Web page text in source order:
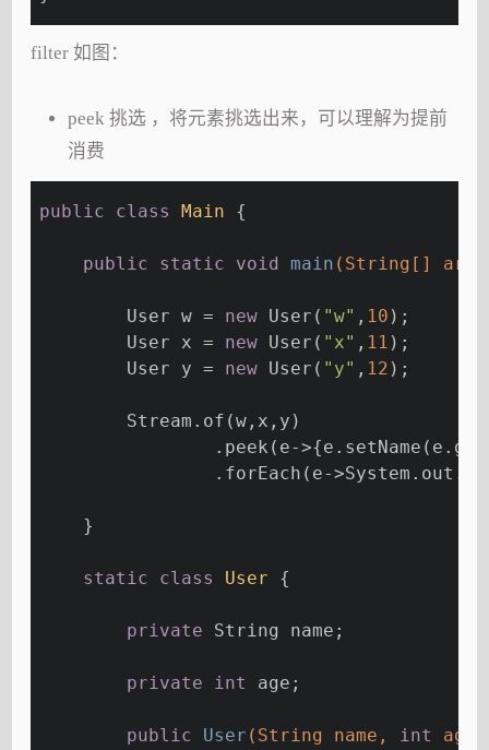
filter 如图：
peek 挑选 ，将元素挑选出来，可以理解为提前
消费
public class Main {
public static void main (String[]
        User w =
new User( "w" , 10 );
        User x =
new User( "x" , 11 );
        User y =
new User( "y" , 12 );
        Stream.of(w,x,y)
.peek(e-
.forEach(e-
    }
static class User {
private String name;
private int age;
public User (String name, int
age)